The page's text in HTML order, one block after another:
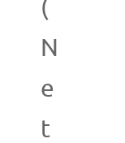
(
N
e
t